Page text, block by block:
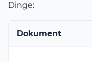
Dinge:
Dokument